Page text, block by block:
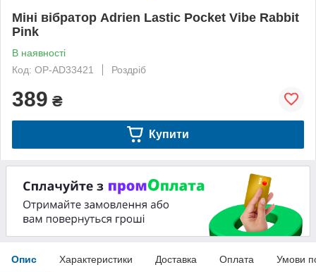
Міні вібратор Adrien Lastic Pocket Vibe Rabbit
Pink
В наявності
Код: OP-AD33421
Роздріб
389 ₴
Купити
Опис Характеристики Доставка Оплата Умови